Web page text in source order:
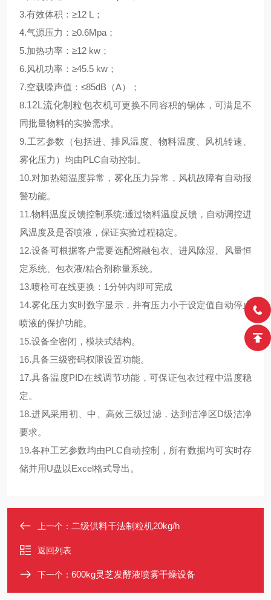
3.有效体积：≥12 L；
4.气源压力：≥0.6Mpa；
5.加热功率：≥12 kw；
6.风机功率：≥45.5 kw；
7.空载噪声值：≤85dB（A）；
8.12L流化制粒包衣机可更换不同容积的锅体，可满足不
同批量物料的实验需求。
9.工艺参数（包括进、排风温度、物料温度、风机转速、
雾化压力）均由PLC自动控制。
10.对加热箱温度异常，雾化压力异常，风机故障有自动报
警功能。
11.物料温度反馈控制系统:通过物料温度反馈，自动调控进
风温度及是否喷液，保证实验过程稳定。
12.设备可根据客户需要选配熔融包衣、进风除湿、风量恒
定系统、包衣液/粘合剂称量系统。
13.喷枪可在线更换：1分钟内即可完成
14.雾化压力实时数字显示，并有压力小于设定值自动停止
喷液的保护功能。
15.设备全密闭，模块式结构。
16.具备三级密码权限设置功能。
17.具备温度PID在线调节功能，可保证包衣过程中温度稳
定。
18.进风采用初、中、高效三级过滤，达到洁净区D级洁净
要求。
19.各种工艺参数均由PLC自动控制，所有数据均可实时存
储并用U盘以Excel格式导出。
上一个： 二级供料干法制粒机20kg/h
返回列表
下一个： 600kg灵芝发酵液喷雾干燥设备